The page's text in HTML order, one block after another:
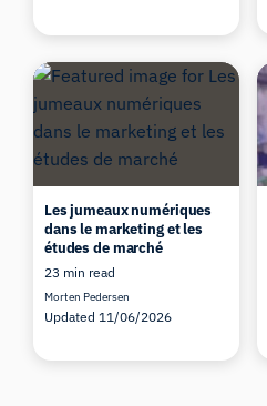
Les jumeaux numériques
dans le marketing et les
études de marché
23 min read
Morten Pedersen
Updated 11/06/2026